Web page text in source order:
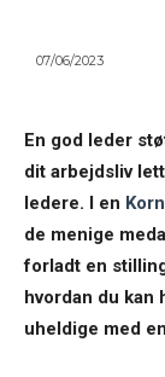
07/06/2023
En god leder
dit arbejdsliv
ledere. I en
de menige
forladt en
hvordan du kan
uheldige med